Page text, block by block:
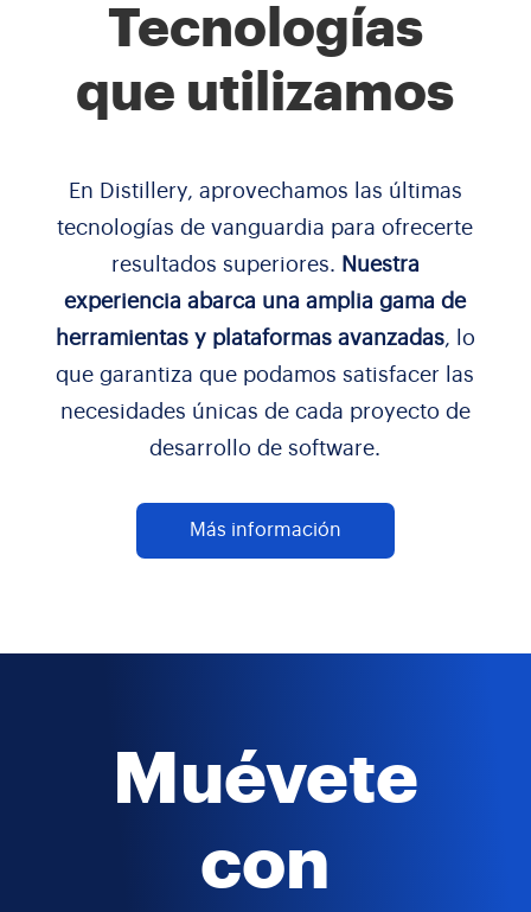
Tecnologías
que utilizamos
En Distillery, aprovechamos las últimas
tecnologías de vanguardia para ofrecerte
resultados superiores.
Nuestra
experiencia abarca una amplia gama de
herramientas y plataformas avanzadas, lo
que garantiza que podamos satisfacer las
necesidades únicas de cada proyecto de
desarrollo de software.
Más información
Muévete
con